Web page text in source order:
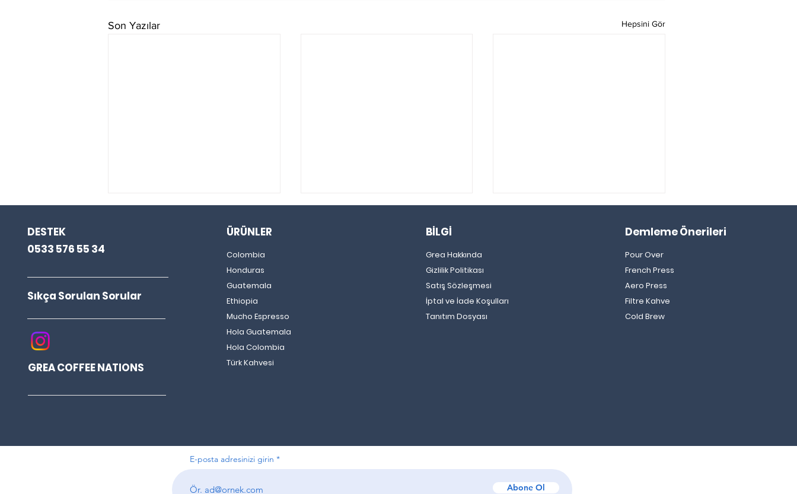
Son Yazılar Hepsini Gör
Nerede Üretilir? Özellikleri
Nerede Üretilir? Özellikleri
Nerede Üretilir? Özellikleri
DESTEK
0533 576 55 34
Sıkça Sorulan Sorular
GREA COFFEE NATIONS
ÜRÜNLER
Colombia
Honduras
Guatemala
Ethiopia
Mucho Espresso
Hola Guatemala
Hola Colombia
Türk Kahvesi
BİLGİ
Grea Hakkında
Gizlilik Politikası
Satış Sözleşmesi
İptal ve İade Koşulları
Tanıtım Dosyası
Demleme Önerileri
Pour Over
French Press
Aero Press
Filtre Kahve
Cold Brew
E-posta adresinizi girin
Abone Ol